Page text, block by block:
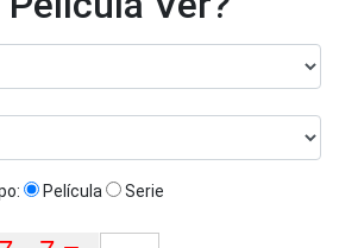
Película Serie